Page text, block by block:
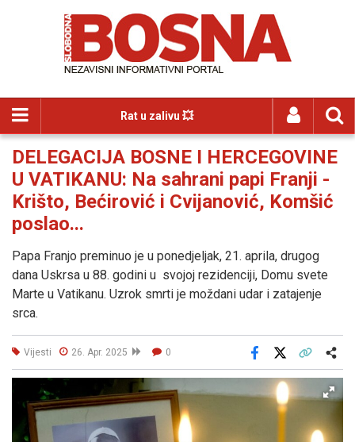
Rat u zalivu 💥
DELEGACIJA BOSNE I HERCEGOVINE
U VATIKANU: Na sahrani papi Franji -
Krišto, Bećirović i Cvijanović, Komšić
poslao...
Papa Franjo preminuo je u ponedjeljak, 21. aprila, drugog
dana Uskrsa u 88. godini u svojoj rezidenciji, Domu svete
Marte u Vatikanu. Uzrok smrti je moždani udar i zatajenje
srca.
Vijesti 26. Apr. 2025 0
Facebook